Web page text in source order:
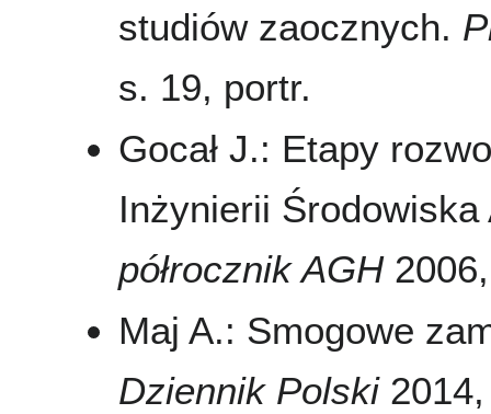
studiów zaocznych.
s. 19, portr.
Gocał J.: Etapy
Inżynierii
półrocznik AGH2006,
Maj A.: Smogowe
Dziennik Polski2014,